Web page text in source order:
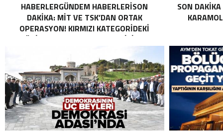
HABERLERGÜNDEM HABERLERISON
DAKIKA: MİT VE TSK’DAN ORTAK
OPERASYON! KIRMIZI KATEGORIDEKI
TERÖRIST NAZLI TAŞPINAR ETKISIZ HALE
ORTAK OPERASYON! KIRMIZI
KATEGORIDEKI TERÖRIST NAZLI
TAŞPINAR ETKISIZ HALE GETIRILDI .
SON